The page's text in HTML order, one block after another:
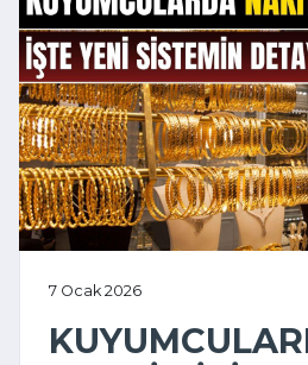
7 Ocak 2026